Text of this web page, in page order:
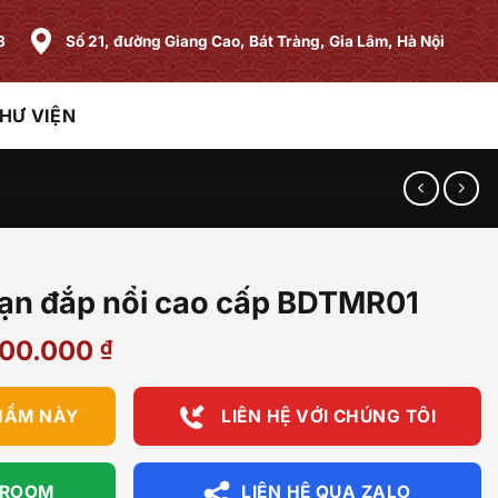
Số 21, đường Giang Cao, Bát Tràng, Gia Lâm, Hà Nội
VIỆN
đắp nổi cao cấp BDTMR01
₫.
₫Giá
tại
13.000.000 ₫.
NÀY LIÊN HỆ VỚI CHÚNG TÔI
LIÊN HỆ QUA ZALO